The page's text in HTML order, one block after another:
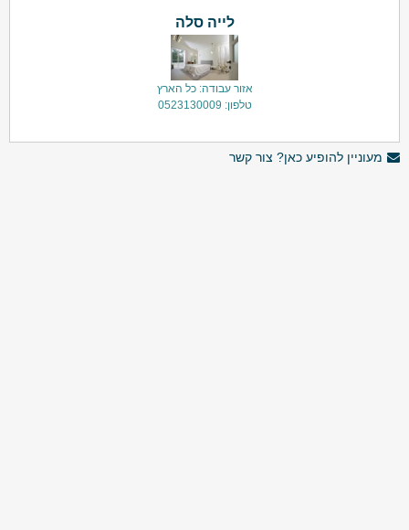
לייה סלה
אזור עבודה: כל הארץ
טלפון: 0523130009
מעוניין להופיע כאן? צור קשר